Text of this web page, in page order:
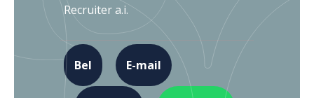
Recruiter a.i.
Bel E-mail